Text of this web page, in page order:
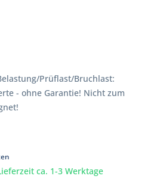
Prüflast/Bruchlast:
- ohne Garantie! Nicht zum
ca. 1-3 Werktage